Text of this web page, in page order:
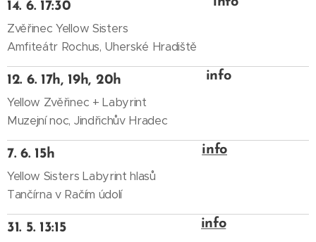
14. 6. 17:30
Zvěřinec Yellow Sisters
Amfiteátr Rochus, Uherské Hradiště
12. 6. 17h, 19h, 20h
Yellow Zvěřinec + Labyrint
Muzejní noc, Jindřichův Hradec
info
7. 6. 15h
Yellow Sisters Labyrint hlasů
Tančírna v Račím údolí
info
31. 5. 13:15 info